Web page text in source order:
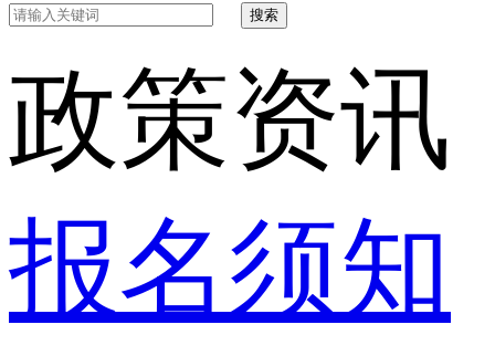
搜索
政策资讯
报名须知